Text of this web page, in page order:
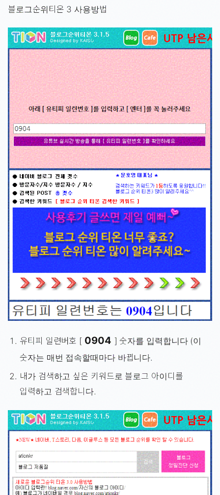
블로그순위티온 3 사용방법
유티피 일련버호 [ 0904 ] 숫자를 입력합니다 (이
숫자는 매번 접속할때마다 바뀝니다.
내가 검색하고 싶은 키워드로 블로그 아이디를
입력하고 검색합니다.